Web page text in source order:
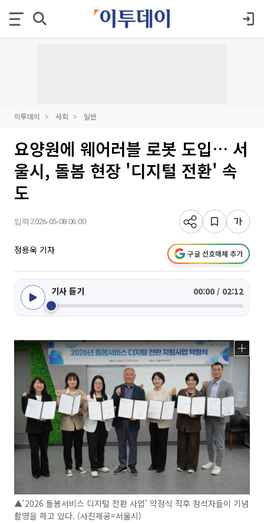
이투데이 사회 일반
요양원에 웨어러블 로봇 도입… 서
울시, 돌봄 현장 '디지털 전환' 속
도
입력 2026-05-08 06:00
정용욱 기자 구글 선호매체 추가
기사 듣기 00:00 / 02:12
▲'2026 돌봄서비스 디지털 전환 사업' 약정식 직후 참석자들이 기념
촬영을 하고 있다. (사진제공=서울시)